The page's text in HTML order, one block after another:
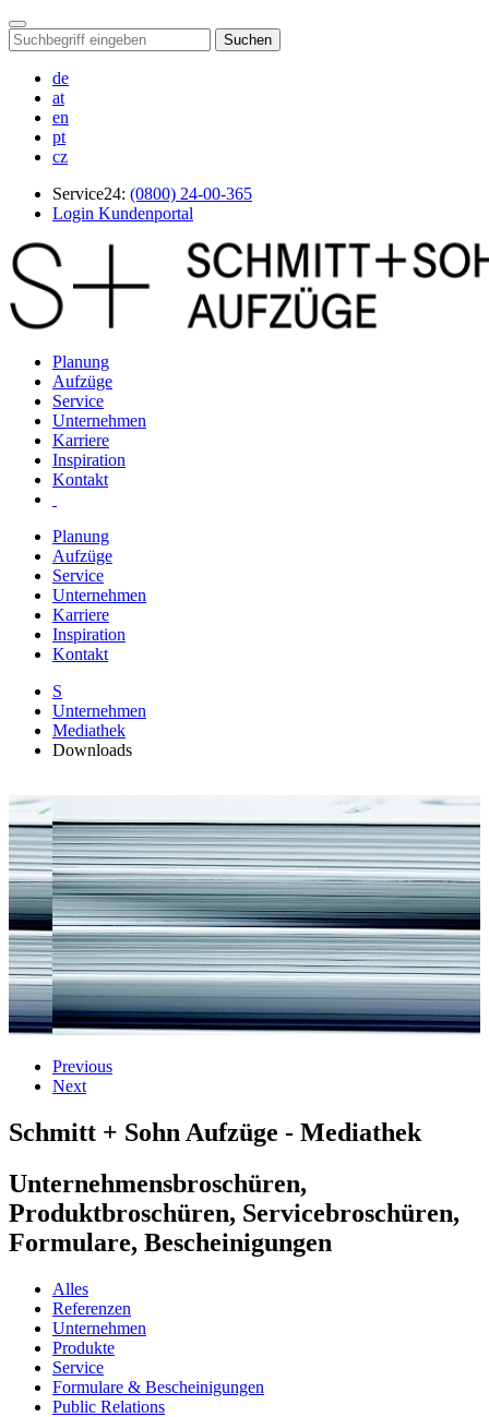
Suchen
de
at
en
pt
cz
Service24: (0800) 24-00-365
Login Kundenportal
Planung
Aufzüge
Service
Unternehmen
Karriere
Inspiration
Kontakt
Planung
Aufzüge
Service
Unternehmen
Karriere
Inspiration
Kontakt
S
Unternehmen
Mediathek
Downloads
Previous
Next
Schmitt + Sohn Aufzüge - Mediathek
Unternehmensbroschüren,
Produktbroschüren, Servicebroschüren,
Formulare, Bescheinigungen
Alles
Referenzen
Unternehmen
Produkte
Service
Formulare & Bescheinigungen
Public Relations